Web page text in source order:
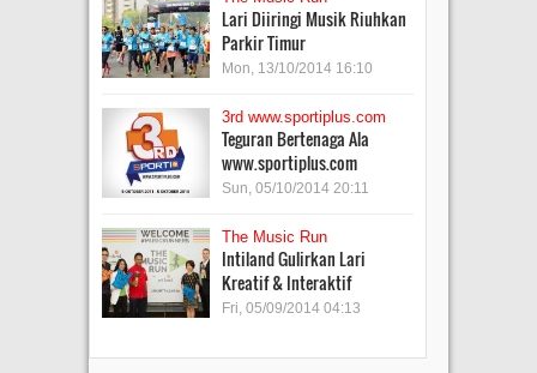
Lari Diiringi Musik Riuhkan
Parkir Timur
Mon, 13/10/2014 16:10
3rd www.sportiplus.com
Teguran Bertenaga Ala
www.sportiplus.com
Sun, 05/10/2014 20:11
The Music Run
Intiland Gulirkan Lari
Kreatif & Interaktif
Fri, 05/09/2014 04:13